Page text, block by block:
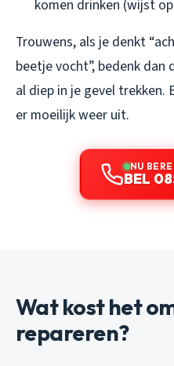
komen drinken (wijst
Trouwens, als je denkt
beetje vocht”, bedenk dan
al diep in je gevel trekken.
er moeilijk weer uit.
NU
BEL
Wat kost het
repareren?